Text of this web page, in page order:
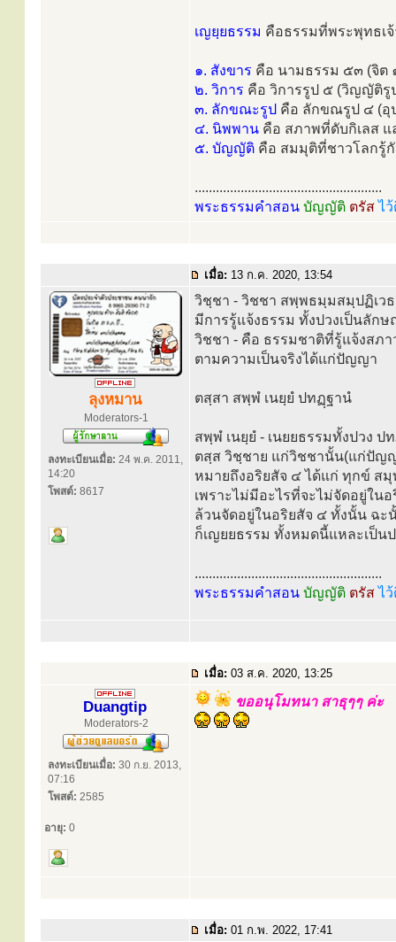
เญยฺยธรรม คือธรรมที่พระพุทธเ
๑. สังขาร คือ นามธรรม ๕๓ (จิต
๒. วิการ คือ วิการรูป ๕ (วิญญัติ
๓. ลักขณะรูป คือ ลักขณรูป ๔ (อุ
๔. นิพพาน คือ สภาพที่ดับกิเลส
๕. บัญญัติ คือ สมมุติที่ชาวโลกรู้
.....................................................
พระธรรมคำสอน บัญญัติ ตรัสไ
เมื่อ: 13 ก.ค. 2020, 13:54
ลุงหมาน
Moderators-1
ลงทะเบียนเมื่อ: 24 พ.ค. 2011,
14:20
โพสต์: 8617
วิชฺชา - วิชชา สพฺพธมฺมสมฺปฏิเว
มีการรู้แจ้งธรรม ทั้งปวงเป็นลัก
วิชชา - คือ ธรรมชาติที่รู้แจ้งสภา
ตามความเป็นจริงได้แก่ปัญญา
ตสฺสา สพฺพํ เนยฺยํ ปทฏฺฐานํ
สพฺพํ เนยฺยํ - เนยยธรรมทั้งปวง ป
ตสฺส วิชฺชาย แก่วิชชานั้น(แก่ปัญ
หมายถึงอริยสัจ ๔ ได้แก่ ทุกข์ ส
เพราะไม่มีอะไรที่จะไม่จัดอยู่ใน
ล้วนจัดอยู่ในอริยสัจ ๔ ทั้งนั้น ฉะ
ก็เญยยธรรม ทั้งหมดนี้แหละเป็น
.....................................................
พระธรรมคำสอน บัญญัติ ตรัสไ
เมื่อ: 03 ส.ค. 2020, 13:25
Duangtip
Moderators-2
ลงทะเบียนเมื่อ: 30 ก.ย. 2013,
07:16
โพสต์: 2585
อายุ: 0
ขออนุโมทนา สาธุๆๆ ค่ะ
เมื่อ: 01 ก.พ. 2022, 17:41